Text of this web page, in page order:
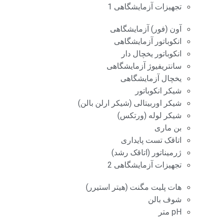
تجهیزات آزمایشگاهی 1
آون (فور) آزمایشگاهی
انکوباتور آزمایشگاهی
انکوباتور یخچال دار
سانتریفیوژ آزمایشگاهی
یخچال آزمایشگاهی
شیکر انکوباتور
شیکر اوربیتالی (شیکر ارلن بالن)
شیکر لوله (ورتکس)
بن ماری
اتاقک تست پایداری
ژرمیناتور (اتاقک رشد)
تجهیزات آزمایشگاهی 2
هات پلیت مگنت (هیتر استیرر)
شوف بالن
pH متر